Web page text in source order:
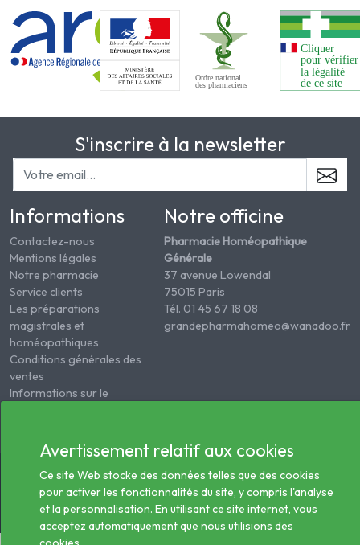
S'inscrire à la newsletter
Informations
Contactez-nous
Mentions légales
Notre pharmacie
Service clients
Les préparations
magistrales et
homéopathiques
Conditions générales des
ventes
Informations sur le
Notre officine
Pharmacie Homéopathique
Générale
37 avenue Lowendal
75015 Paris
Tél. 01 45 67 18 08
grandepharmahomeo@wanadoo.fr
Générale
Avertissement relatif aux cookies
Ce site Web stocke des données telles que des cookies
pour activer les fonctionnalités du site, y compris l'analyse
et la personnalisation. En utilisant ce site internet, vous
acceptez automatiquement que nous utilisions des